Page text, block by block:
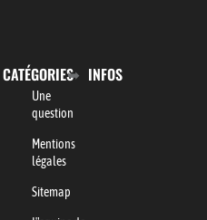
CATÉGORIES INFOS
Une
question
Mentions
légales
Sitemap